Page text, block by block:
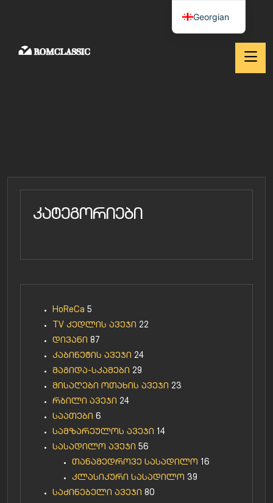
კატეგორიები
HoReCa 5
TV კედლის ავეჯი 22
დივანი 87
კაბინეტის ავეჯი 24
მაგიდა-სკამები 29
მისაღები ოთახის ავეჯი 23
რბილი ავეჯი 24
საათები 6
სამზარეულოს ავეჯი 14
სასადილო ავეჯი 56
თანამედროვე სასადილო 16
კლასიკური სასადილო 39
საძინებელი ავეჯი 80
Georgian